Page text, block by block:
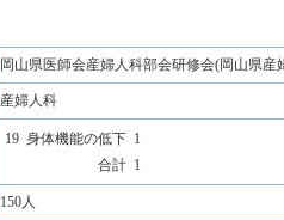
岡山県医師会産婦人科部会研修会(岡山県産
産婦人科
19 身体機能の低下 1
合計 1
150人